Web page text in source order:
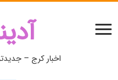
اخبار کرج –